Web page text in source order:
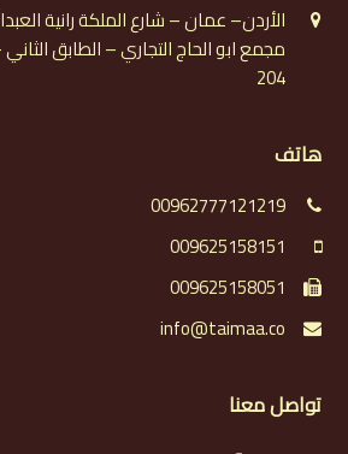
الأردن– عمان – شارع الملكة رانية
مجمع ابو الحاج التجاري – الطابق
204
هاتف
00962777121219
009625158151
009625158051
info@taimaa.co
تواصل معنا